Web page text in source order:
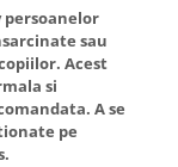
persoanelor
sau
Acest
si
A se
pe